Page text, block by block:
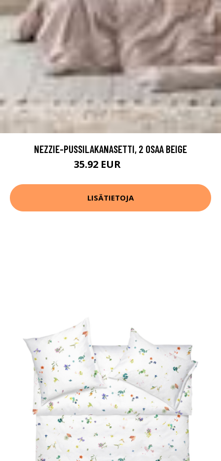
NEZZIE-PUSSILAKANASETTI, 2 OSAA BEIGE
35.92 EUR
LISÄTIETOJA